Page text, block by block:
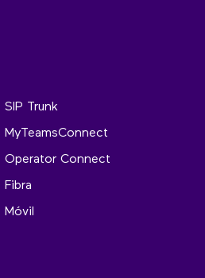
SIP Trunk
MyTeamsConnect
Operator Connect
Fibra
Móvil